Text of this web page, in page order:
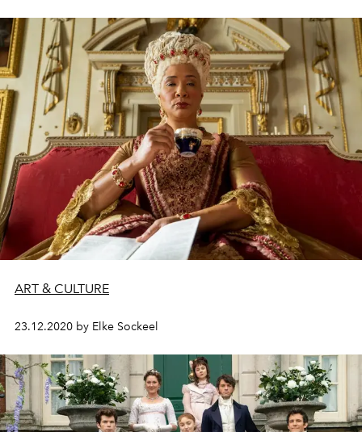
ART & CULTURE
23.12.2020 by Elke Sockeel